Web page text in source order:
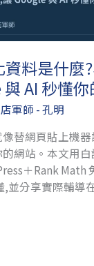
料是什麼
AI 秒懂
軍師 - 孔明
替網頁貼上機
網站。本文用
＋Rank Math
並分享實際輔導